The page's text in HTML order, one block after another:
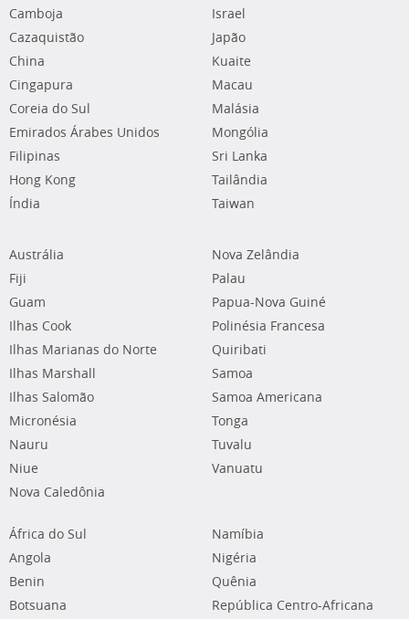
Camboja
Cazaquistão
China
Cingapura
Coreia do Sul
Emirados Árabes Unidos
Filipinas
Hong Kong
Índia
Israel
Japão
Kuaite
Macau
Malásia
Mongólia
Sri Lanka
Tailândia
Taiwan
Austrália
Fiji
Guam
Ilhas Cook
Ilhas Marianas do Norte
Ilhas Marshall
Ilhas Salomão
Micronésia
Nauru
Niue
Nova Caledônia
Nova Zelândia
Palau
Papua-Nova Guiné
Polinésia Francesa
Quiribati
Samoa
Samoa Americana
Tonga
Tuvalu
Vanuatu
África do Sul
Angola
Benin
Botsuana
Namíbia
Nigéria
Quênia
República Centro-Africana